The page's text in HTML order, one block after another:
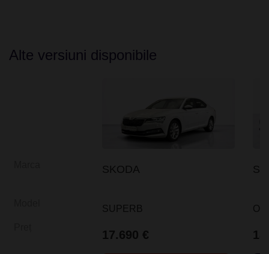
Alte versiuni disponibile
SKODA
SUPERB
17.690 €